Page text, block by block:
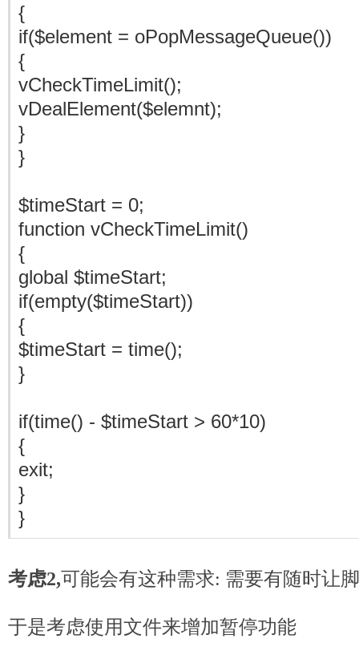
{
if($element = oPopMessageQueue())
{
vCheckTimeLimit();
vDealElement($elemnt);
}
}
$timeStart = 0;
function vCheckTimeLimit()
{
global $timeStart;
if(empty($timeStart))
{
$timeStart = time();
}
if(time() - $timeStart > 60*10)
{
exit;
}
}
考虑2,可能会有这种需求: 需要有随时让
于是考虑使用文件来增加暂停功能